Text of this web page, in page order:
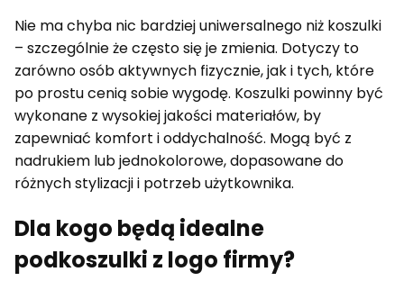
Nie ma chyba nic bardziej uniwersalnego niż koszulki
– szczególnie że często się je zmienia. Dotyczy to
zarówno osób aktywnych fizycznie, jak i tych, które
po prostu cenią sobie wygodę. Koszulki powinny być
wykonane z wysokiej jakości materiałów, by
zapewniać komfort i oddychalność. Mogą być z
nadrukiem lub jednokolorowe, dopasowane do
różnych stylizacji i potrzeb użytkownika.
Dla kogo będą idealne
podkoszulki z logo firmy?